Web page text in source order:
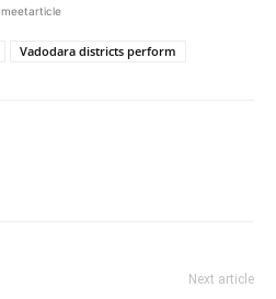
meetarticle
Vadodara districts perform
Next article